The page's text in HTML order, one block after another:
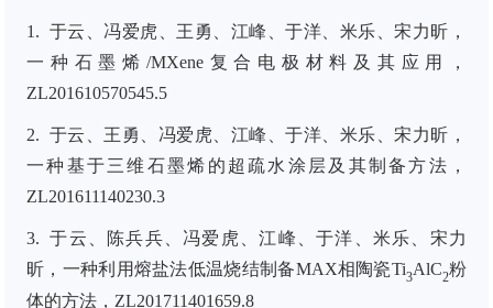
1. 于云 、冯爱虎、王勇、江峰、于洋、米乐、宋力昕，
一种石墨烯/MXene复合电极材料及其应用，
ZL201610570545.5
2. 于云 、王勇、冯爱虎、江峰、于洋、米乐、宋力昕，
一种基于三维石墨烯的超疏水涂层及其制备方法，
ZL201611140230.3
3. 于云
、陈兵兵、冯爱虎、江峰、于洋、米乐、宋力
昕，一种利用熔盐法低温烧结制备MAX相陶瓷Ti3AlC2粉
体的方法，ZL201711401659.8